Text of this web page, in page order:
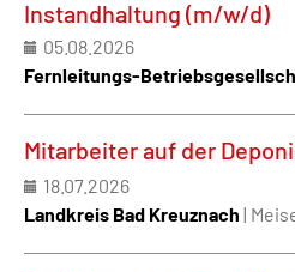
Instandhaltung (m/w/d)
05.08.2026
Fernleitungs-
Mitarbeiter auf der
18.07.2026
Landkreis Bad Kreuznach |